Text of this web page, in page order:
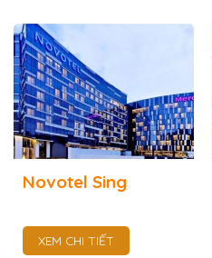
Novotel Sing
XEM CHI TIẾT